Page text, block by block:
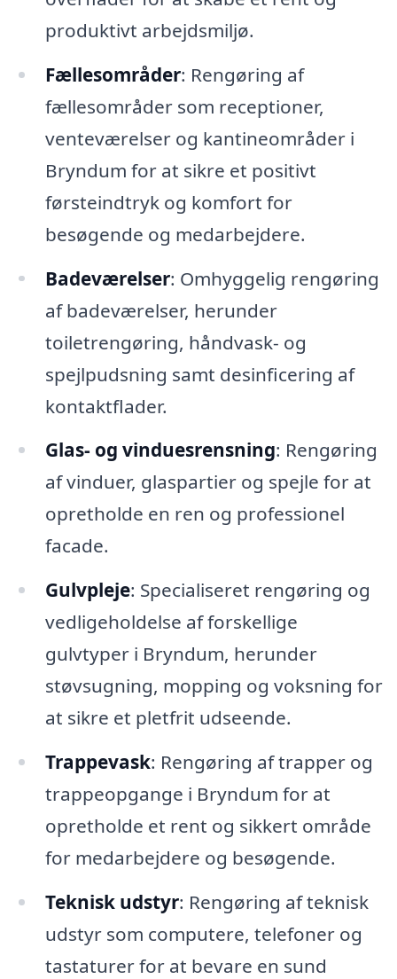
produktivt arbejdsmiljø.
Fællesområder: Rengøring af
fællesområder som receptioner,
venteværelser og kantineområder i
Bryndum for at sikre et positivt
førsteindtryk og komfort for
besøgende og medarbejdere.
Badeværelser: Omhyggelig rengøring
af badeværelser, herunder
toiletrengøring, håndvask- og
spejlpudsning samt desinficering af
kontaktflader.
Glas- og vinduesrensning: Rengøring
af vinduer, glaspartier og spejle for at
opretholde en ren og professionel
facade.
Gulvpleje: Specialiseret rengøring og
vedligeholdelse af forskellige
gulvtyper i Bryndum, herunder
støvsugning, mopping og voksning for
at sikre et pletfrit udseende.
Trappevask: Rengøring af trapper og
trappeopgange i Bryndum for at
opretholde et rent og sikkert område
for medarbejdere og besøgende.
Teknisk udstyr: Rengøring af teknisk
udstyr som computere, telefoner og
tastaturer for at bevare en sund